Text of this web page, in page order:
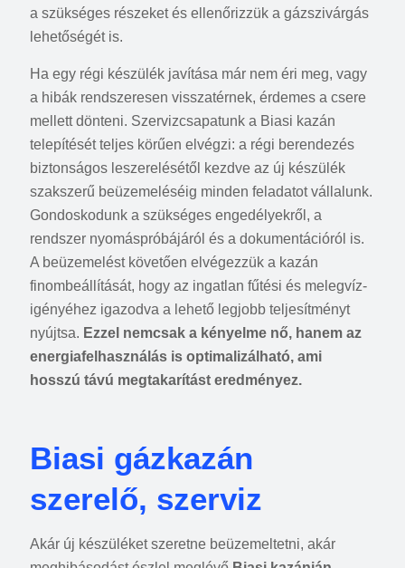
a szükséges részeket és ellenőrizzük a gázszivárgás
lehetőségét is.
Ha egy régi készülék javítása már nem éri meg, vagy
a hibák rendszeresen visszatérnek, érdemes a csere
mellett dönteni. Szervizcsapatunk a Biasi kazán
telepítését teljes körűen elvégzi: a régi berendezés
biztonságos leszerelésétől kezdve az új készülék
szakszerű beüzemeléséig minden feladatot vállalunk.
Gondoskodunk a szükséges engedélyekről, a
rendszer nyomáspróbájáról és a dokumentációról is.
A beüzemelést követően elvégezzük a kazán
finombeállítását, hogy az ingatlan fűtési és melegvíz-
igényéhez igazodva a lehető legjobb teljesítményt
nyújtsa. Ezzel nemcsak a kényelme nő, hanem az
energiafelhasználás is optimalizálható, ami
hosszú távú megtakarítást eredményez.
Biasi gázkazán
szerelő, szerviz
Akár új készüléket szeretne beüzemeltetni, akár